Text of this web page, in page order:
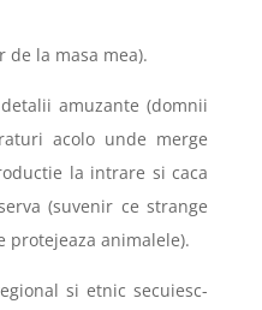
de la masa mea).
amuzante (domnii
acolo unde merge
la intrare si caca
(suvenir ce strange
animalele).
si etnic secuiesc-